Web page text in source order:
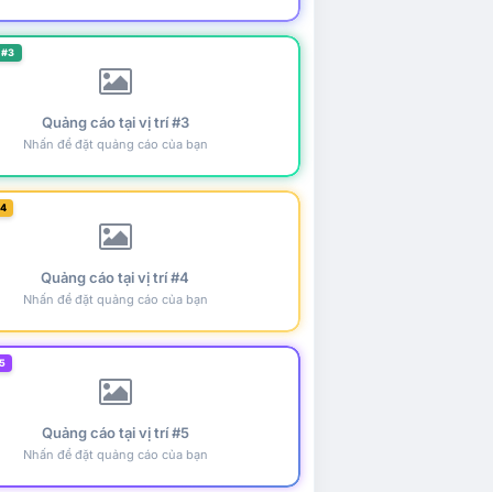
Quảng cáo tại vị trí #3
Nhấn để đặt quảng cáo của bạn
Quảng cáo tại vị trí #4
Nhấn để đặt quảng cáo của bạn
Quảng cáo tại vị trí #5
Nhấn để đặt quảng cáo của bạn